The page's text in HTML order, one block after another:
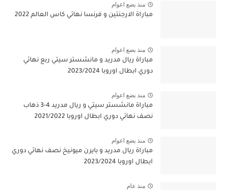
منذ بضع اعوام
مباراة الارجنتين و فرنسا نهائي كاس العالم 2022
منذ بضع اعوام
مباراة ريال مدريد و مانشستر سيتي ربع نهائي
دوري ابطال اوروبا 2023/2024
منذ بضع اعوام
مباراة مانشستر سيتي و ريال مدريد 4-3 ذهاب
نصف نهائي دوري ابطال اوروبا 2021/2022
منذ بضع اعوام
مباراة ريال مدريد و بايرن ميونيخ نصف نهائي دوري
ابطال اوروبا 2023/2024
منذ عام